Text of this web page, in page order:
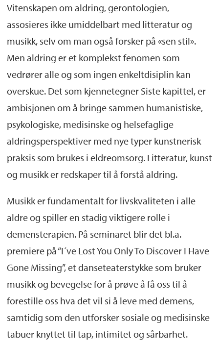
fremmedspråk.
Aktuelle med: Aldringsfestivalen
kaptittel
som arrangeres i 18.-19. juni.
festivalens nettside
Jill Halsteadleder forskningsprosjektet
Social Acousticssammen professor Brandon
LaBelle.
Margery Vibe Skagenleder
perspektiv: Litteratur, medisin, psykologi, juss
Vitenskapen om aldring, gerontologien,
assosieres ikke umiddelbart med litteratur og
musikk, selv om man også forsker på «sen stil».
Men aldring er et komplekst fenomen som
vedrører alle og som ingen enkeltdisiplin kan
overskue. Det som kjennetegner Siste kapittel, er
ambisjonen om å bringe sammen humanistiske,
psykologiske, medisinske og helsefaglige
aldringsperspektiver med nye typer kunstnerisk
praksis som brukes i eldreomsorg. Litteratur, kunst
og musikk er redskaper til å forstå aldring.
Musikk er fundamentalt for livskvaliteten i alle
aldre og spiller en stadig viktigere rolle i
demensterapien. På seminaret blir det bl.a.
premiere på “I´ve Lost You Only To Discover I Have
Gone Missing”, et danseteaterstykke som bruker
musikk og bevegelse for å prøve å få oss til å
forestille oss hva det vil si å leve med demens,
samtidig som den utforsker sosiale og medisinske
tabuer knyttet til tap, intimitet og sårbarhet.